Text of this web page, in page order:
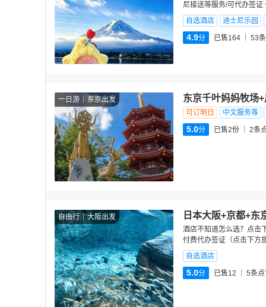
尼接送等服务/可代办签
自选酒店
迪士尼乐园
4.9分 已售164 53
一日游 东京出发 东京千叶妈妈牧场
可订明日 中文服务等
5.0分 已售2份 2条
自由行 大阪出发 日本大阪+京都+东
酒店不知道怎么选？点击
付费代办签证（点击下方
自选酒店
5.0分 已售12 5条